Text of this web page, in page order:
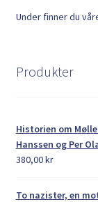
Under finner du
Produkter
Historien om
Hanssen og Per
380,00kr
To nazister, en